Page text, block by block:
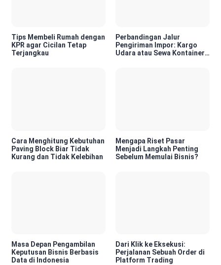
Tips Membeli Rumah dengan
KPR agar Cicilan Tetap
Terjangkau
Perbandingan Jalur
Pengiriman Impor: Kargo
Udara atau Sewa Kontainer
Cara Menghitung Kebutuhan
Paving Block Biar Tidak
Kurang dan Tidak Kelebihan
Mengapa Riset Pasar
Menjadi Langkah Penting
Sebelum Memulai Bisnis?
Masa Depan Pengambilan
Keputusan Bisnis Berbasis
Data di Indonesia
Dari Klik ke Eksekusi:
Perjalanan Sebuah Order di
Platform Trading